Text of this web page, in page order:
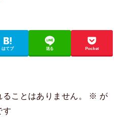
はてブ 送る Pocket
ことはありません。 ※ が
す